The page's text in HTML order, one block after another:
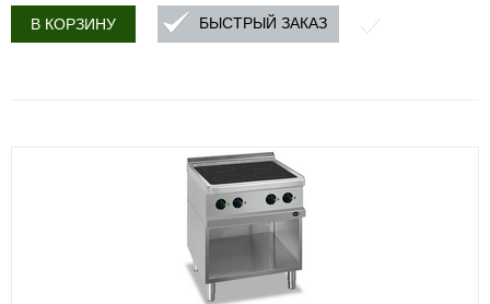
В КОРЗИНУ БЫСТРЫЙ ЗАКАЗ